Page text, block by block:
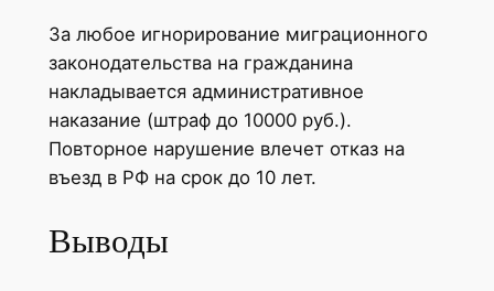
За любое игнорирование миграционного
законодательства на гражданина
накладывается административное
наказание (штраф до 10000 руб.).
Повторное нарушение влечет отказ на
въезд в РФ на срок до 10 лет.
Выводы